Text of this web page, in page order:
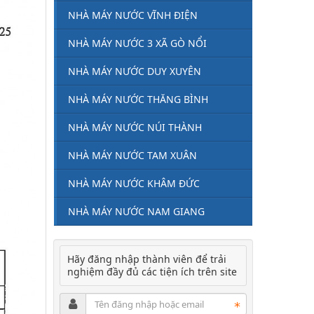
NHÀ MÁY NƯỚC VĨNH ĐIỆN
NHÀ MÁY NƯỚC 3 XÃ GÒ NỔI
NHÀ MÁY NƯỚC DUY XUYÊN
NHÀ MÁY NƯỚC THĂNG BÌNH
NHÀ MÁY NƯỚC NÚI THÀNH
NHÀ MÁY NƯỚC TAM XUÂN
NHÀ MÁY NƯỚC KHÂM ĐỨC
NHÀ MÁY NƯỚC NAM GIANG
Hãy đăng nhập thành viên để trải
nghiệm đầy đủ các tiện ích trên site